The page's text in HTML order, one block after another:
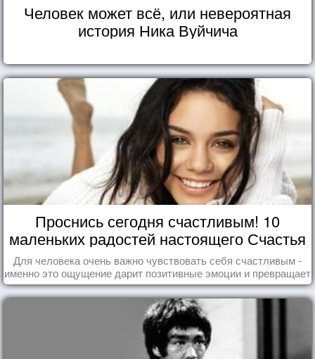
Человек может всё, или невероятная
история Ника Вуйчича
Проснись сегодня счастливым! 10
маленьких радостей настоящего Счастья
Для человека очень важно чувствовать себя счастливым -
именно это ощущение дарит позитивные эмоции и превращает
каждый день в маленький праздник.